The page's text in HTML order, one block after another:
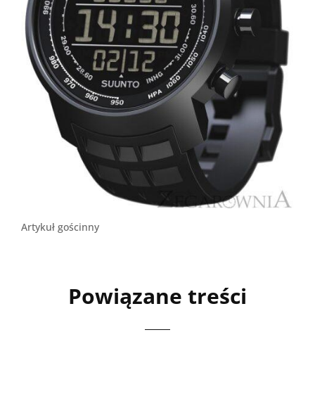
Artykuł gościnny
Powiązane treści